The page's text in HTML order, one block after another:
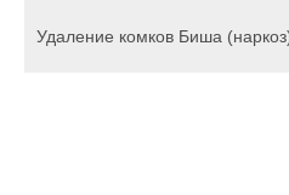
Удаление комков Биша